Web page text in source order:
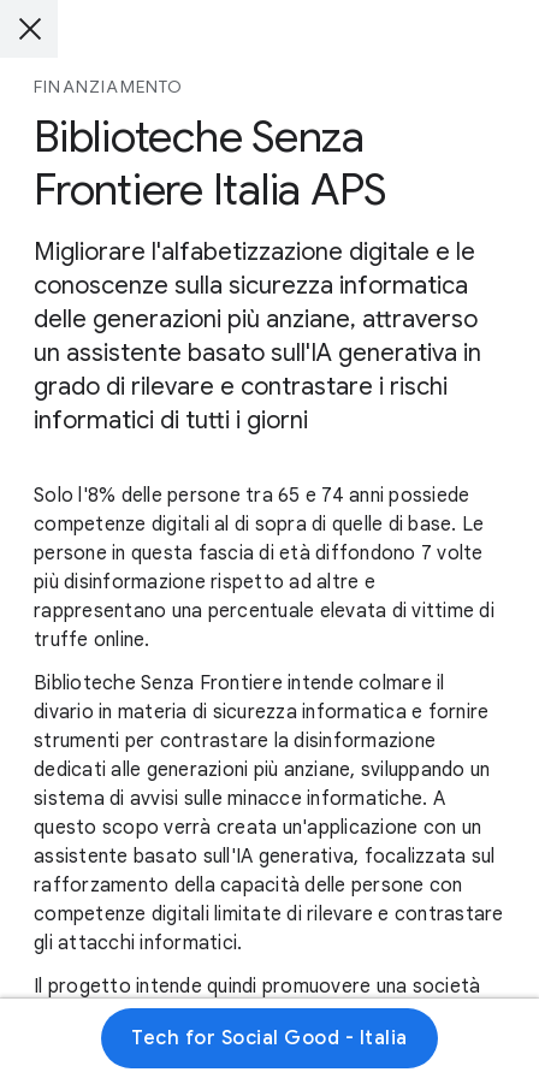
FINANZIAMENTO
Biblioteche Senza
Frontiere Italia APS
Migliorare l'alfabetizzazione digitale e le
conoscenze sulla sicurezza informatica
delle generazioni più anziane, attraverso
un assistente basato sull'IA generativa in
grado di rilevare e contrastare i rischi
informatici di tutti i giorni
Solo l'8% delle persone tra 65 e 74 anni possiede
competenze digitali al di sopra di quelle di base. Le
persone in questa fascia di età diffondono 7 volte
più disinformazione rispetto ad altre e
rappresentano una percentuale elevata di vittime di
truffe online.
Biblioteche Senza Frontiere intende colmare il
divario in materia di sicurezza informatica e fornire
strumenti per contrastare la disinformazione
dedicati alle generazioni più anziane, sviluppando un
sistema di avvisi sulle minacce informatiche. A
questo scopo verrà creata un'applicazione con un
assistente basato sull'IA generativa, focalizzata sul
rafforzamento della capacità delle persone con
competenze digitali limitate di rilevare e contrastare
gli attacchi informatici.
Il progetto intende quindi promuovere una società
digitale più inclusiva, che consenta ai cittadini più
anziani di navigare e accedere ai servizi online con
maggiore sicurezza.
Tech for Social Good - Italia